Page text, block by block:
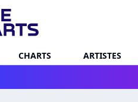
CHARTS ARTISTES